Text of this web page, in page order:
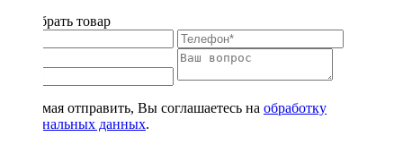
Подобрать товар
Нажимая отправить, Вы соглашаетесь на обработку
персональных данных.